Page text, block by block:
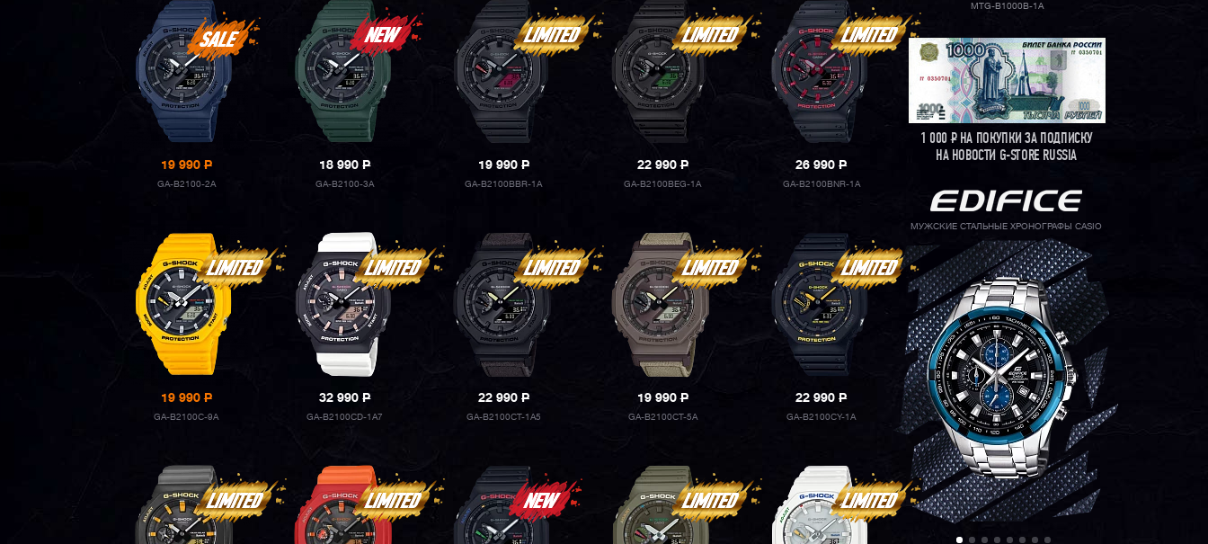
19 990P
GA-B2100-2A
18 990P
GA-B2100-3A
19 990 P
GA-B2100BBR-1A
22 990P
GA-B2100BEG-1A
26 990P
GA-B2100BNR-1A
19 990P
GA-B2100C-9A
32 990P
GA-B2100CD-1A7
22 990 P
GA-B2100CT-1A5
19 990P
GA-B2100CT-5A
22 990P
GA-B2100CY-1A
MTG-B1000B-1A
1 000РНА ПОКУПКИ ЗА ПОДПИСКУ
НА НОВОСТИ G-STORE RUSSIA
МУЖСКИЕ СТАЛЬНЫЕ ХРОНОГРАФЫ CASIO